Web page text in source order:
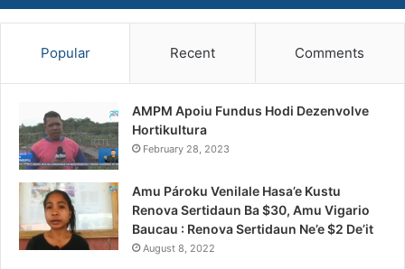
Popular Recent Comments
AMPM Apoiu Fundus Hodi Dezenvolve
Hortikultura
February 28, 2023
Amu Pároku Venilale Hasa’e Kustu
Renova Sertidaun Ba $30, Amu Vigario
Baucau : Renova Sertidaun Ne’e $2 De’it
August 8, 2022